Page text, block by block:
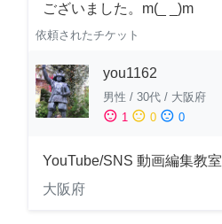
ございました。m(_ _)m
依頼されたチケット
you1162
男性 / 30代 / 大阪府
sentiment_satisfied 1 sentiment_neutral 0 sentiment_dissatisfied 0
YouTube/SNS 動画編集教室
大阪府